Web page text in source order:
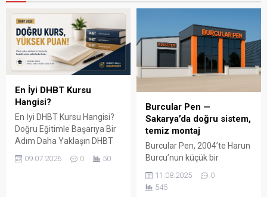
En İyi DHBT Kursu
Hangisi?
En İyi DHBT Kursu Hangisi?
Doğru Eğitimle Başarıya Bir
Adım Daha Yaklaşın DHBT
Testi), Diyanet İşleri
09.07.2026 0 50
Burcular Pen —
Sakarya’da doğru sistem,
temiz montaj
Burcular Pen, 2004’te Harun
Burcu’nun küçük bir
başladı; bugün Serdivan’daki
147 m² showroomu ve 750
11.08.2025
0
545